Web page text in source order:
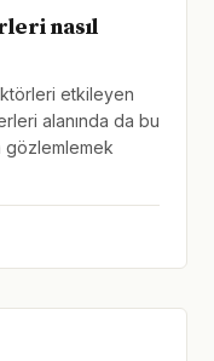
nasıl
etkileyen
alanında da bu
gözlemlemek